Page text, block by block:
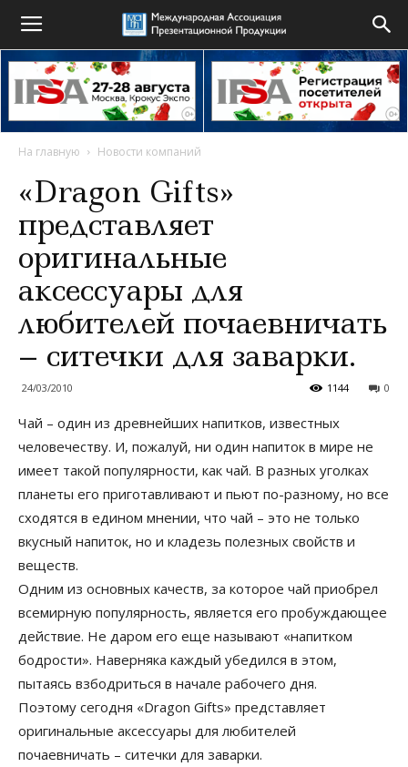
На главную Новости компаний
«Dragon Gifts»
представляет
оригинальные
аксессуары для
любителей почаевничать
– ситечки для заварки.
24/03/2010 0
1144
Чай – один из древнейших напитков, известных
человечеству. И, пожалуй, ни один напиток в мире не
имеет такой популярности, как чай. В разных уголках
планеты его приготавливают и пьют по-разному, но все
сходятся в едином мнении, что чай – это не только
вкусный напиток, но и кладезь полезных свойств и
веществ.
Одним из основных качеств, за которое чай приобрел
всемирную популярность, является его пробуждающее
действие. Не даром его еще называют «напитком
бодрости». Наверняка каждый убедился в этом,
пытаясь взбодриться в начале рабочего дня.
Поэтому сегодня «Dragon Gifts» представляет
оригинальные аксессуары для любителей
почаевничать – ситечки для заварки.